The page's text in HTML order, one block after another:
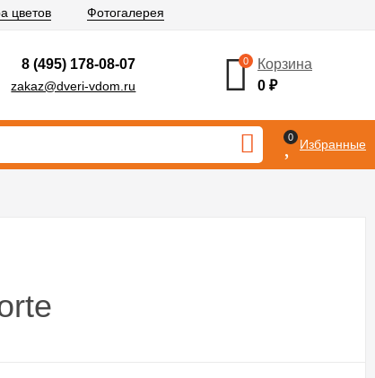
цветов Фотогалерея
8 (495) 178-08-07
zakaz@dveri-vdom.ru
0
Корзина
0₽
0 Избранные